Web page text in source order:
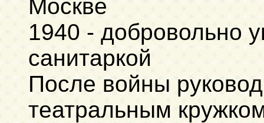
Москве
1940 - добровольно
санитаркой
После войны
театральным